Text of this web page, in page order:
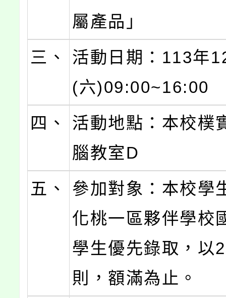
屬產品」
三、
活動日期：113年
(六)09:00~16:00
四、
活動地點：本校樸
腦教室D
五、
參加對象：本校學
化桃一區夥伴學校
學生優先錄取，以
則，額滿為止。